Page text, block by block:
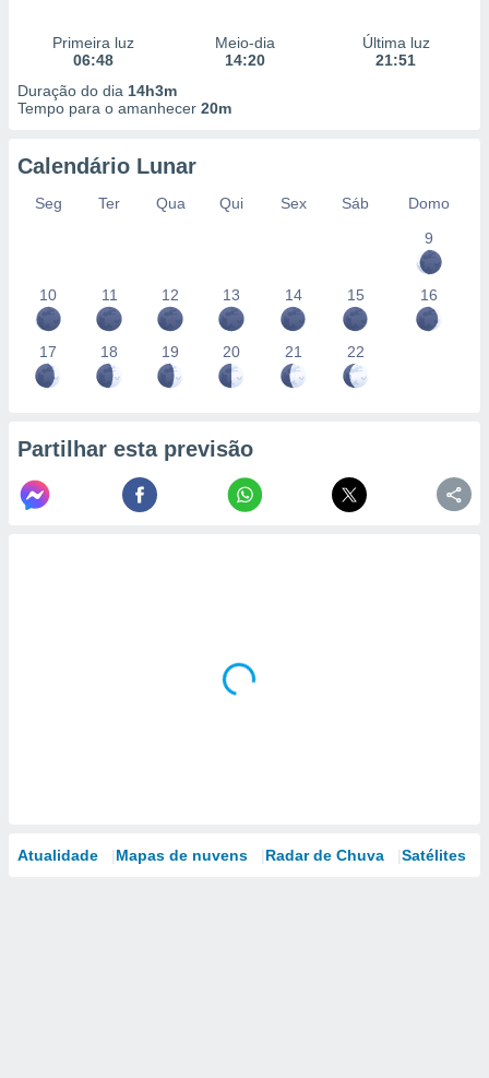
Primeira luz
06:48
Meio-dia
14:20
Última luz
21:51
Duração do dia 14h3m
Tempo para o amanhecer 20m
Calendário Lunar
Seg Ter Qua Qui Sex Sáb
Domo
9
10 11 12 13 14 15 16
17 18 19 20 21 22
Partilhar esta previsão
Atualidade Mapas de nuvens Radar de Chuva Satélites